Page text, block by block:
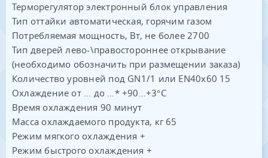
Терморегулятор электронный блок управления
Тип оттайки автоматическая, горячим газом
Потребляемая мощность, Вт, не более 2700
Тип дверей лево-\правостороннее открывание
(необходимо обозначить при размещении заказа)
Количество уровней под GN1/1 или EN40x60 15
Охлаждение от … до …* +90…+3°C
Время охлаждения 90 минут
Масса охлаждаемого продукта, кг 65
Режим мягкого охлаждения +
Режим быстрого охлаждения +